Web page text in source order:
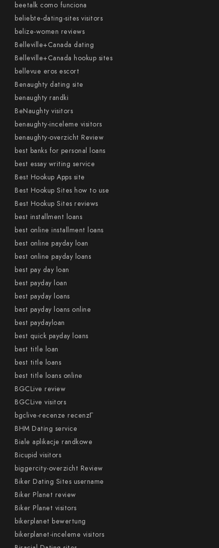
beetalk como funciona
beliebte-dating-sites visitors
belize-women reviews
Belleville+Canada dating
Belleville+Canada hookup sites
bellevue eros escort
Benaughty dating site
benaughty randki
BeNaughty visitors
benaughty-inceleme visitors
benaughty-overzicht Review
best banks for personal loans
best essay writing service
Best Hookup Apps site
Best Hookup Sites how to use
Best Hookup Sites reviews
best installment loans
best online installment loans
best online payday loan
best online payday loans
best pay day loan
best payday loan
best payday loans
best payday loans online
best paydayloan
best quick payday loans
best title loan
best title loans
best title loans online
BGCLive review
BGCLive visitors
bgclive-recenze recenzГ­
BHM Dating service
Biale aplikacje randkowe
Bicupid visitors
biggercity-overzicht Review
Biker Dating Sites username
Biker Planet review
Biker Planet visitors
bikerplanet bewertung
bikerplanet-inceleme visitors